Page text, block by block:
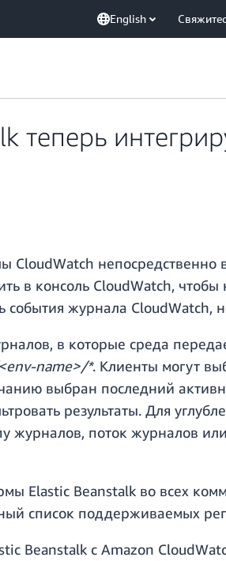
English
теперь
CloudWatch
в консоль CloudWatch,
события журнала CloudWatch,
в которые среда
name>/*. Клиенты могут
выбран последний
результаты. Для
журналов, поток журналов
Elastic Beanstalk во всех
список поддерживаемых
Beanstalk с Amazon